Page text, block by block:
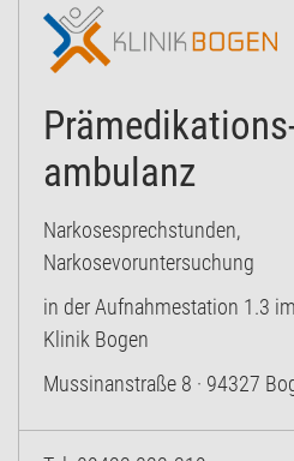
ambulanz
Narkosesprechstunden,
Narkosevoruntersuchung
in der Aufnahmestation 1.3
Klinik Bogen
Mussinanstraße 8 · 94327